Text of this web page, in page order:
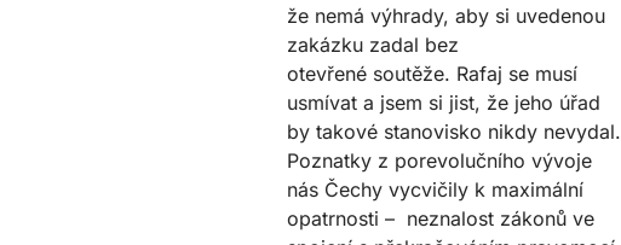
že nemá výhrady, aby si uvedenou
zakázku zadal bez
otevřené soutěže. Rafaj se musí
usmívat a jsem si jist, že jeho úřad
by takové stanovisko nikdy nevydal.
Poznatky z porevolučního vývoje
nás Čechy vycvičily k maximální
opatrnosti – neznalost zákonů ve